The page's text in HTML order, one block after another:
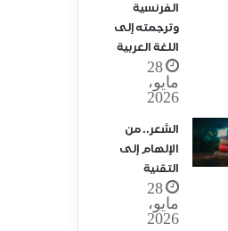
الفرنسية
وترجمته إلى
اللغة العربية
28
مايو،
2026
الشعر.. من
الإلهام إلى
التقنية
28
مايو،
2026